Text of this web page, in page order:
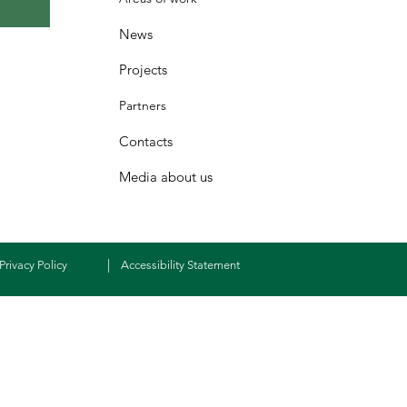
News
Projects
Partners
Contacts
Media about us
Privacy Policy | Accessibility Statement